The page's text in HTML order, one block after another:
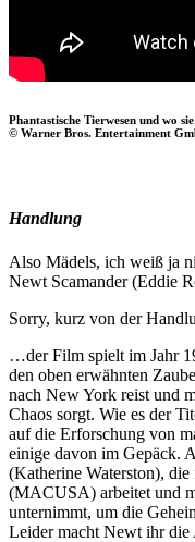
Phantastische Tierwesen und wo
© Warner Bros. Entertainment
Handlung
Also Mädels, ich weiß ja
Newt Scamander (Eddie
Sorry, kurz von der
…der Film spielt im Jahr
den oben erwähnten
nach New York reist und
Chaos sorgt. Wie es der
auf die Erforschung von
einige davon im Gepäck.
(Katherine Waterston),
(MACUSA) arbeitet und
unternimmt, um die
Leider macht Newt ihr